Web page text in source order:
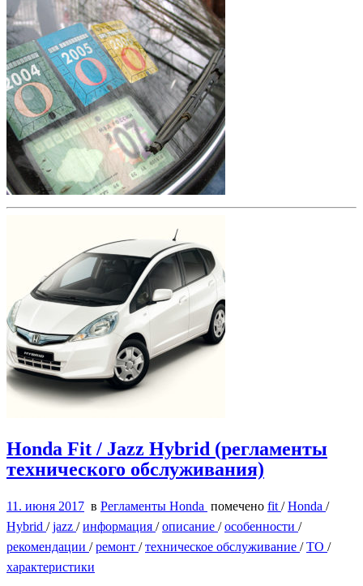
Honda Fit / Jazz Hybrid (регламенты
технического обслуживания)
11. июня 2017 в Регламенты Honda помечено fit /Honda /
Hybrid /jazz /информация /описание /особенности /
рекомендации /ремонт /техническое обслуживание /ТО /
характеристики